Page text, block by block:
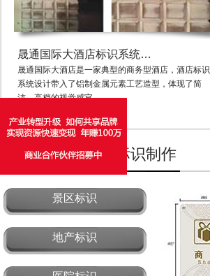
晟通国际大酒店标识系统…
晟通国际大酒店是一家典型的商务型酒店，酒店标识
系统设计带入了铝制金属元素工艺造型，体现了简
洁、高档的视觉感官。
标识设计 标识制作
景区标识
地产标识